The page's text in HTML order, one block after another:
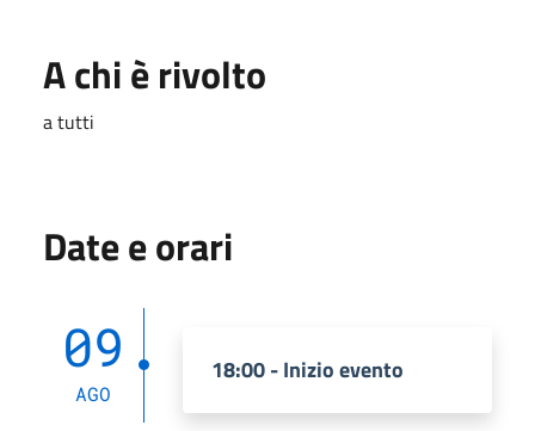
A chi è rivolto
a tutti
Date e orari
09
AGO
18:00 - Inizio evento